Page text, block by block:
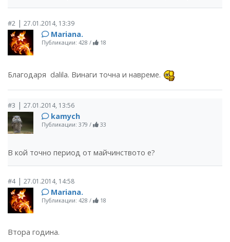
#2 | 27.01.2014, 13:39
Mariana.
Публикации: 428 / 18
Благодаря dalila. Винаги точна и навреме.
#3 | 27.01.2014, 13:56
kamych
Публикации: 379 / 33
В кой точно период от майчинството е?
#4| 27.01.2014, 14:58
Mariana.
Публикации: 428 / 18
Втора година.